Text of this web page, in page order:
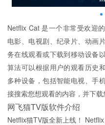
Netflix Cat 是一个非常受欢迎
电影、电视剧、纪录片、动画
务在线观看或下载到移动设备
算法可以根据用户的观看历史
多种设备，包括智能电视、手
接搜索您想观看的内容，并下载
网飞猫TV版软件介绍
Netflix猫TV版全新上线！